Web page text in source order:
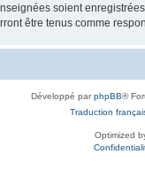
soient
être tenus comme
Développé parphpBB®
Traduction
Optimized